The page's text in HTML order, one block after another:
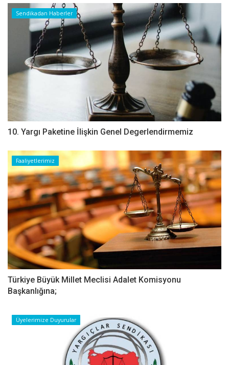
Sendikadan Haberler
10. Yargı Paketine İlişkin Genel Degerlendirmemiz
Faaliyetlerimiz
Türkiye Büyük Millet Meclisi Adalet Komisyonu
Başkanlığına;
Üyelerimize Duyurular